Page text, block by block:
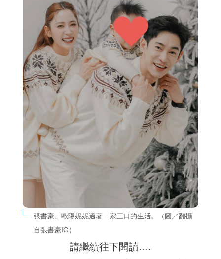
張書豪、歐陽妮妮過著一家三口的生活。（圖／翻攝
自張書豪IG）
請繼續往下閱讀….